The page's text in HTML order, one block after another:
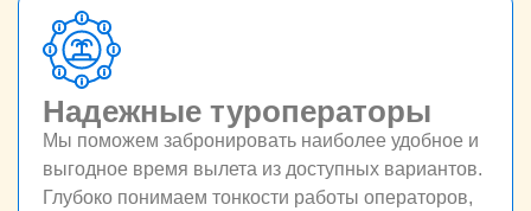
Надежные туроператоры
Мы поможем забронировать наиболее удобное и
выгодное время вылета из доступных вариантов.
Глубоко понимаем тонкости работы операторов,